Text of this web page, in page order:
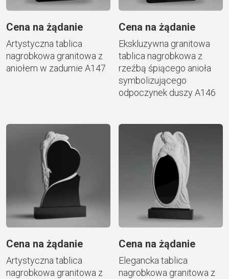
Cena na żądanie
Artystyczna tablica
nagrobkowa granitowa z
aniołem w zadumie A147
Cena na żądanie
Ekskluzywna granitowa
tablica nagrobkowa z
rzeźbą śpiącego anioła
symbolizującego
odpoczynek duszy A146
Cena na żądanie
Artystyczna tablica
nagrobkowa granitowa z
Cena na żądanie
Elegancka tablica
nagrobkowa granitowa z